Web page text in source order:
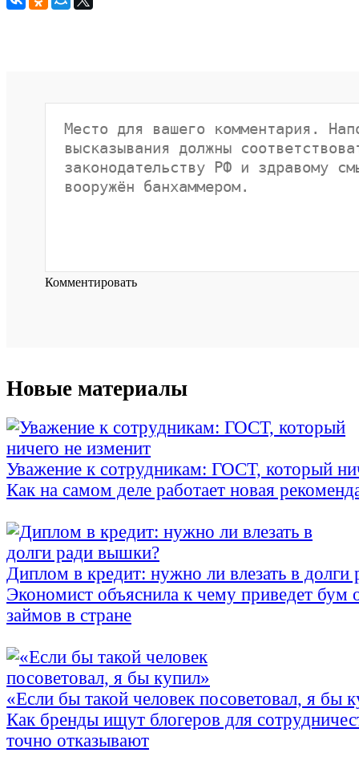
Комментировать
Новые материалы
Уважение к сотрудникам: ГОСТ, который
Как на самом деле работает новая
Диплом в кредит: нужно ли влезать в
Экономист объяснила к чему приведет бум
займов в стране
«Если бы такой человек посоветовал, я бы
Как бренды ищут блогеров для
точно отказывают